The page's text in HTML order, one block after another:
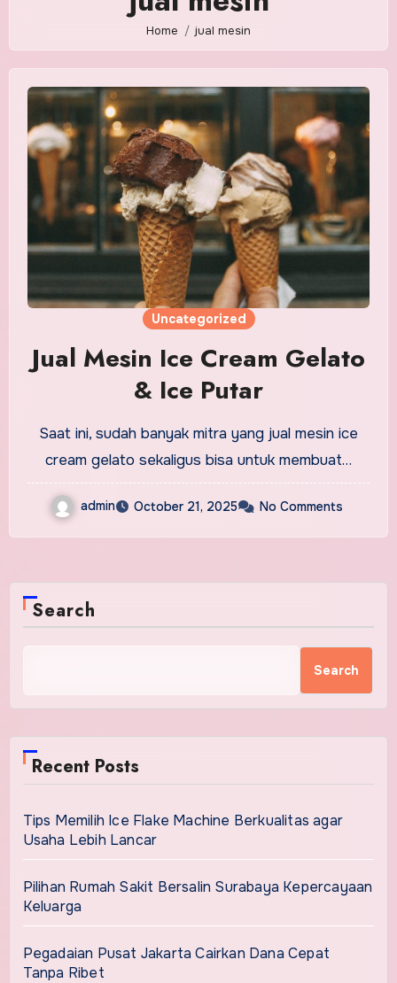
Home jual mesin
Uncategorized
Jual Mesin Ice Cream Gelato
& Ice Putar
Saat ini, sudah banyak mitra yang jual mesin ice
cream gelato sekaligus bisa untuk membuat…
admin October 21, 2025 No Comments
Search
Search
Recent Posts
Tips Memilih Ice Flake Machine Berkualitas agar
Usaha Lebih Lancar
Pilihan Rumah Sakit Bersalin Surabaya Kepercayaan
Keluarga
Pegadaian Pusat Jakarta Cairkan Dana Cepat
Tanpa Ribet